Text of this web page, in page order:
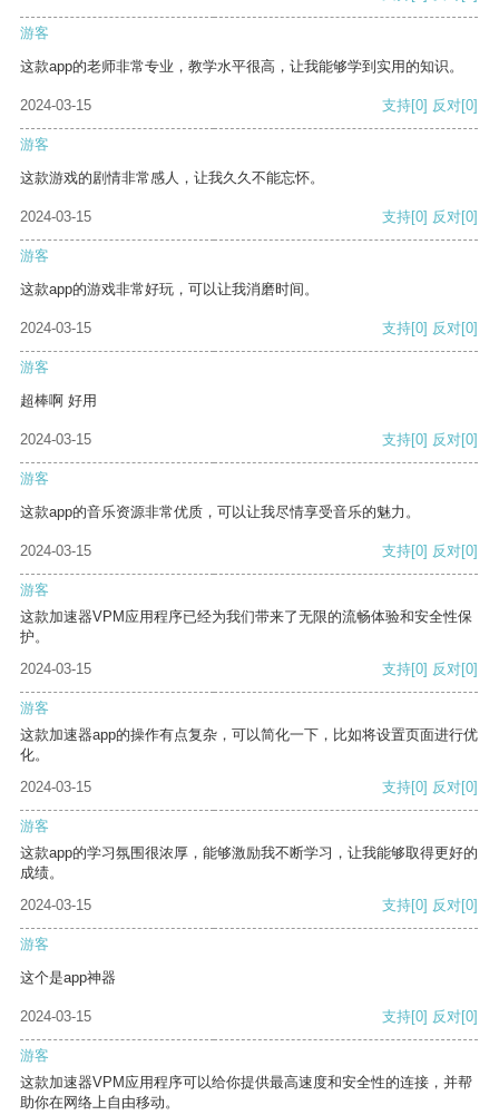
游客
这款app的老师非常专业，教学水平很高，让我能够学到实用的知识。
2024-03-15 支持[0] 反对[0]
游客
这款游戏的剧情非常感人，让我久久不能忘怀。
2024-03-15 支持[0] 反对[0]
游客
这款app的游戏非常好玩，可以让我消磨时间。
2024-03-15 支持[0] 反对[0]
游客
超棒啊 好用
2024-03-15 支持[0] 反对[0]
游客
这款app的音乐资源非常优质，可以让我尽情享受音乐的魅力。
2024-03-15 支持[0] 反对[0]
游客
这款加速器VPM应用程序已经为我们带来了无限的流畅体验和安全性保
护。
2024-03-15
支持[0] 反对[0]
游客
这款加速器app的操作有点复杂，可以简化一下，比如将设置页面进行优
化。
2024-03-15
支持[0] 反对[0]
游客
这款app的学习氛围很浓厚，能够激励我不断学习，让我能够取得更好的
成绩。
2024-03-15
支持[0] 反对[0]
游客
这个是app神器
2024-03-15 支持[0] 反对[0]
游客
这款加速器VPM应用程序可以给你提供最高速度和安全性的连接，并帮
助你在网络上自由移动。